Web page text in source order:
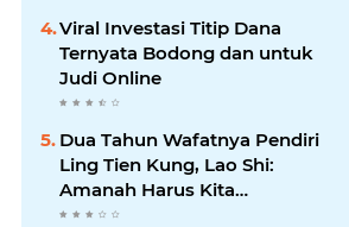
Viral Investasi Titip Dana
Ternyata Bodong dan untuk
Judi Online
Dua Tahun Wafatnya Pendiri
Ling Tien Kung, Lao Shi:
Amanah Harus Kita
Laksanakan!